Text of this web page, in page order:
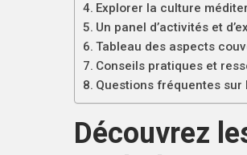
Explorer la culture
Un panel d’activités et
Tableau des aspects
Conseils pratiques et
Questions fréquentes sur
Découvrez